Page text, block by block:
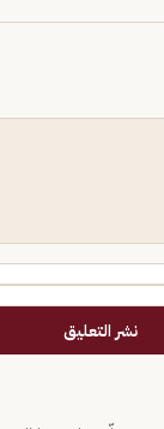
نشر التعليق